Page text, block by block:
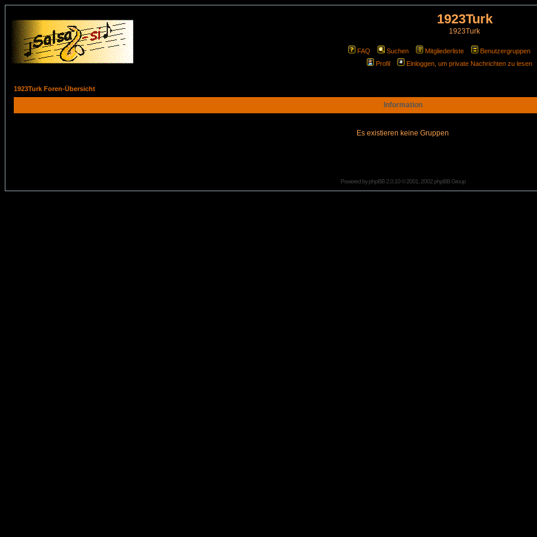
1923Turk
1923Turk
FAQ Suchen Mitgliederliste Benutzergruppen
Profil
Einloggen, um private Nachrichten zu lesen
1923Turk Foren-Übersicht
Information
Es existieren keine Gruppen
Powered byphpBB2.0.10 © 2001, 2002 phpBB Group